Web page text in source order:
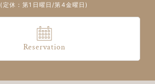
(定休：第1日曜日/第4金曜日)
Reservation